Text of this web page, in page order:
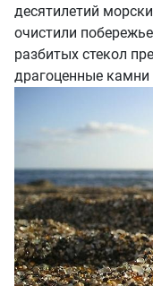
десятилетий
очистили
разбитых стекол
драгоценные камни